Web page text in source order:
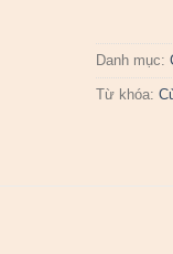
Danh mục:
Từ khóa: